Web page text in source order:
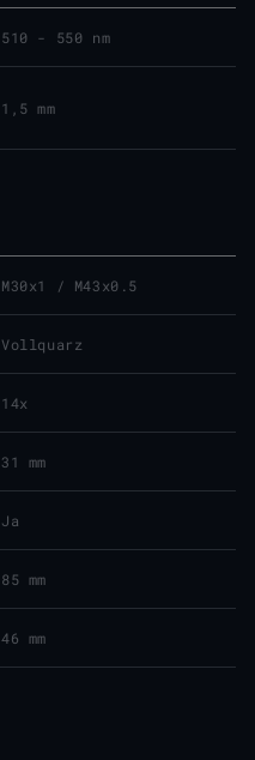
510 - 550 nm
1,5 mm
M30x1 / M43x0.5
Vollquarz
14x
31 mm
Ja
85 mm
46 mm